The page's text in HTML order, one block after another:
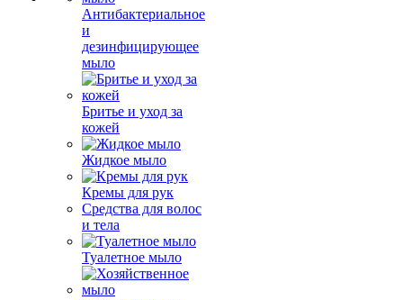
Антибактериальное
и
дезинфицирующее
мыло
Бритье и уход за
кожей
Жидкое мыло
Кремы для рук
Средства для волос
и тела
Туалетное мыло